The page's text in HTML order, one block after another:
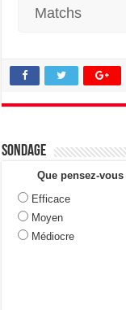
Matchs
Sondage
Que pensez-
Efficace
Moyen
Médiocre